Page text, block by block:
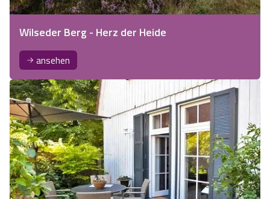
Wilseder Berg - Herz der Heide
ansehen